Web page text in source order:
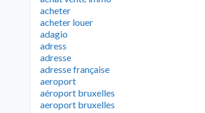
acheter
acheter louer
adagio
adress
adresse
adresse française
aeroport
aéroport bruxelles
aeroport bruxelles